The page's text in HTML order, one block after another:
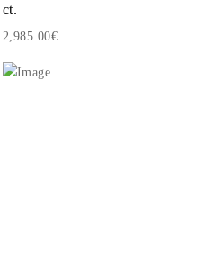
ct.
2,985.00€